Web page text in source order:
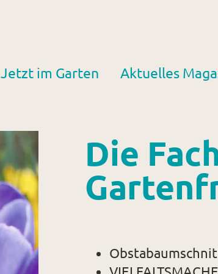
Jetzt im Garten Aktuelles
Die